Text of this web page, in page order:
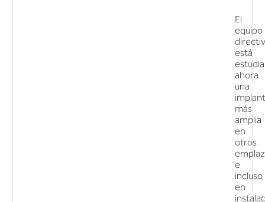
El
equipo
está
ahora
una
más
amplia
en
otros
e
incluso
en